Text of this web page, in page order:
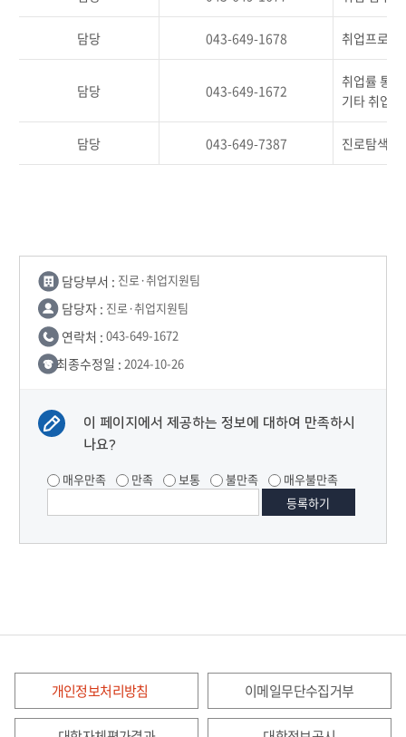
담당 043-649-1678 취업프로그
담당 043-649-1672
취업률 통
기타 취업
담당 043-649-7387 진로탐색교
담당부서 : 진로·취업지원팀
담당자 : 진로·취업지원팀
연락처 : 043-649-1672
최종수정일 : 2024-10-26
이 페이지에서 제공하는 정보에 대하여 만족하시
나요?
매우만족 만족 보통 불만족 매우불만족
개인정보처리방침 이메일무단수집거부